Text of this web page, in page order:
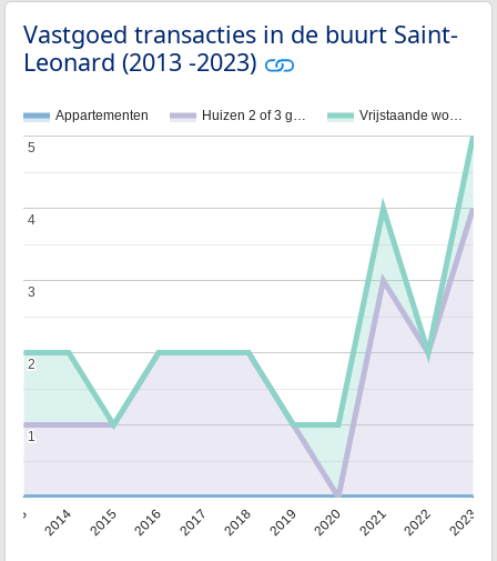
Vastgoed transacties in de buurt Saint-
Leonard (2013 -2023)
Appartementen Huizen 2 of 3 g… Vrijstaande wo…
2014 2015 2016 2017 2018 2019 2020 2021 2022 2023
1
1
2
2
3
3
4
4
5
5